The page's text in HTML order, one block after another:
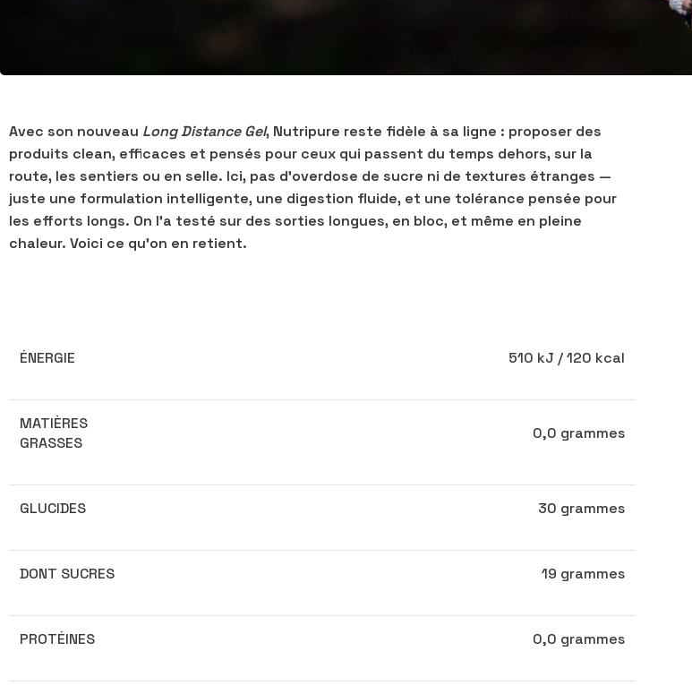
Avec son nouveau Long Distance Gel, Nutripure reste fidèle à sa ligne : proposer des
produits clean, efficaces et pensés pour ceux qui passent du temps dehors, sur la
route, les sentiers ou en selle. Ici, pas d’overdose de sucre ni de textures étranges —
juste une formulation intelligente, une digestion fluide, et une tolérance pensée pour
les efforts longs. On l’a testé sur des sorties longues, en bloc, et même en pleine
chaleur. Voici ce qu’on en retient.
ÉNERGIE 510 kJ / 120 kcal
MATIÈRES
GRASSES
0,0 grammes
GLUCIDES 30 grammes
DONT SUCRES 19 grammes
PROTÉINES 0,0 grammes